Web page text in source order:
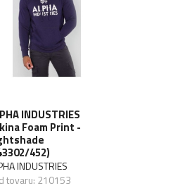
INDUSTRIES
Foam Print -
452)
INDUSTRIES
tovaru: 210153